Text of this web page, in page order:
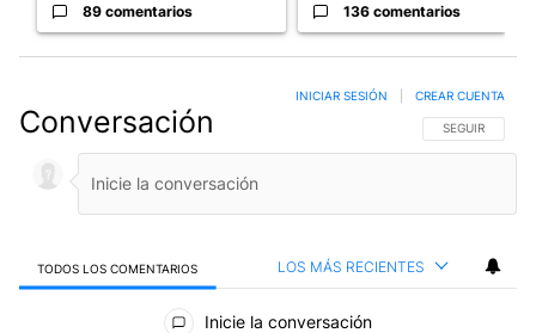
89 comentarios 136 comentarios
Conversación SIGA ESTA
SEGUIR
INICIAR SESIÓN CREAR CUENTA
TODOS LOS COMENTARIOS LOS MÁS RECIENTES
Todos los comentarios
Inicie la conversación